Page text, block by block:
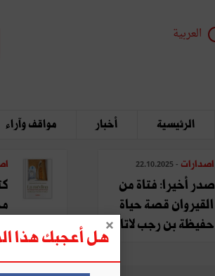
العربية
الرئيسية أخبار مواقف وآراء
اصدارات - 22.10.2025
صدر أخيرا: فتاة من
القيروان قصة حياة
حفيظة بن رجب لاتا
هل أعجبك هذا